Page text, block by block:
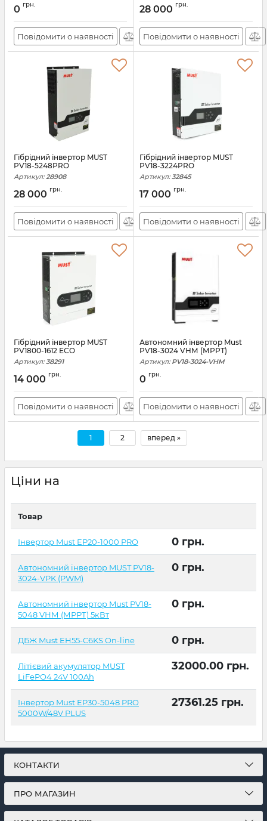
0 грн.
Повідомити о наявності
28 000 грн.
Повідомити о наявності
Гiбрiдний інвертор MUST
PV18-5248PRO
Артикул: 28908
28 000 грн.
Повідомити о наявності
Гiбрiдний інвертор MUST
PV18-3224PRO
Артикул: 32845
17 000 грн.
Повідомити о наявності
Гiбрiдний інвертор MUST
PV1800-1612 ECO
Артикул: 38291
14 000 грн.
Повідомити о наявності
Автономний інвертор Must
PV18-3024 VНМ (МРРТ)
Артикул: PV18-3024-VHM
0 грн.
Повідомити о наявності
1 2 вперед »
Ціни на
Товар
Інвертор Must EP20-1000 PRO 0 грн.
Автономний інвертор MUST PV18-
3024-VPK (PWM)
0 грн.
Автономний інвертор Must PV18-
5048 VНМ (МРРТ) 5кВт
0 грн.
ДБЖ Must EH55-C6KS On-line 0 грн.
Літієвий акумулятор MUST
LiFePO4 24V 100Ah
32000.00 грн.
Інвертор Must EP30-5048 PRO
5000W/48V PLUS
27361.25 грн.
КОНТАКТИ
ПРО МАГАЗИН